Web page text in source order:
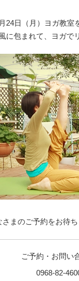
24日（月）ヨガ教室
に包まれて、ヨガで
さまのご予約をお待ち
ご予約・お問い
0968-82-